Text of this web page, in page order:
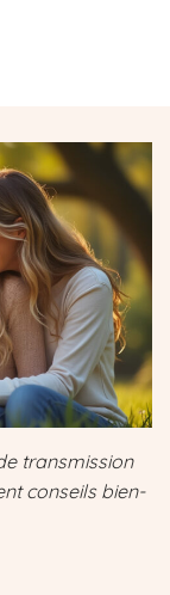
transmission
conseils bien-